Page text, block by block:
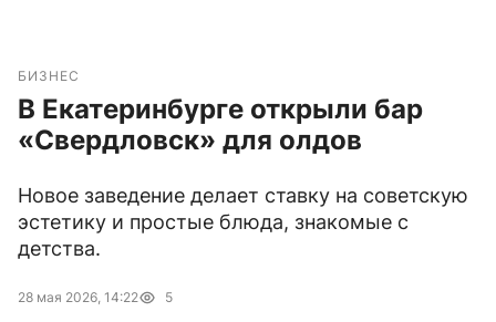
БИЗНЕС
В Екатеринбурге открыли бар
«Свердловск» для олдов
Новое заведение делает ставку на советскую
эстетику и простые блюда, знакомые с
детства.
28 мая 2026, 14:22 5